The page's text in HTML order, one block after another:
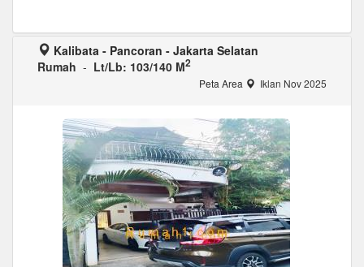
Kalibata - Pancoran - Jakarta Selatan
Rumah - Lt/Lb: 103/140 M2
Peta Area Iklan Nov 2025